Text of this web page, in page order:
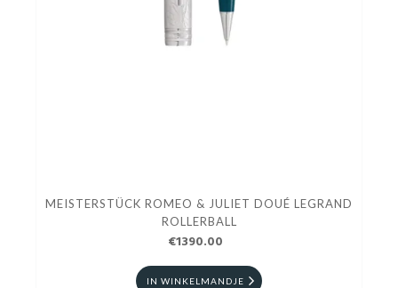
MEISTERSTÜCK ROMEO & JULIET DOUÉ LEGRAND
ROLLERBALL
€1390.00
IN WINKELMANDJE